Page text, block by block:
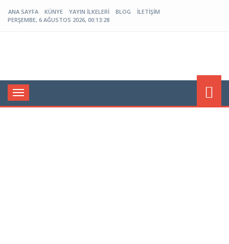
ANA SAYFA KÜNYE YAYIN İLKELERI BLOG
İLETIŞIM
PERŞEMBE, 6 AĞUSTOS 2026, 00:13:28
Menü